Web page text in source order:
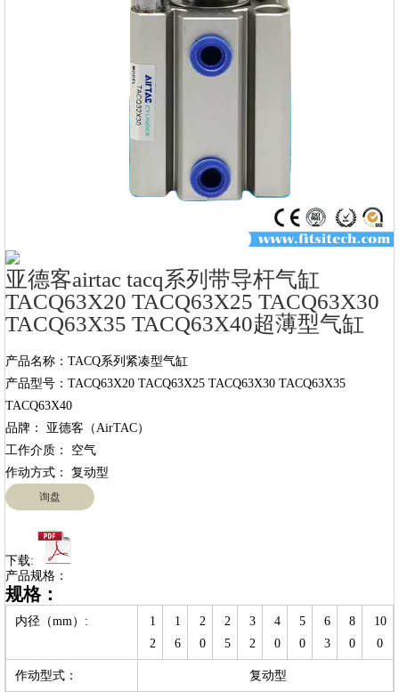
亚德客airtac tacq系列带导杆气缸
TACQ63X20 TACQ63X25 TACQ63X30
TACQ63X35 TACQ63X40超薄型气缸
产品名称：TACQ系列紧凑型气缸
产品型号：TACQ63X20 TACQ63X25 TACQ63X30 TACQ63X35
TACQ63X40
品牌： 亚德客（AirTAC）
工作介质： 空气
询盘
下载:
产品规格：
规格：
内径（mm）:
1
2
1
6
2
0
2
5
3
2
4
0
5
0
6
3
8
0
10
0
作动型式： 复动型